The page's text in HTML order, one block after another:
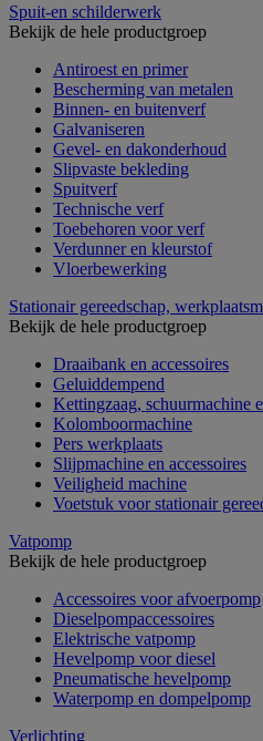
Spuit-en schilderwerk
Bekijk de hele productgroep
Antiroest en primer
Bescherming van metalen
Binnen- en buitenverf
Galvaniseren
Gevel- en dakonderhoud
Slipvaste bekleding
Spuitverf
Technische verf
Toebehoren voor verf
Verdunner en kleurstof
Vloerbewerking
Stationair gereedschap,
Bekijk de hele productgroep
Draaibank en accessoires
Geluiddempend
Kettingzaag, schuurmachine
Kolomboormachine
Pers werkplaats
Slijpmachine en accessoires
Veiligheid machine
Voetstuk voor stationair
Vatpomp
Bekijk de hele productgroep
Accessoires voor afvoerpomp
Dieselpompaccessoires
Elektrische vatpomp
Hevelpomp voor diesel
Pneumatische hevelpomp
Waterpomp en dompelpomp
Verlichting